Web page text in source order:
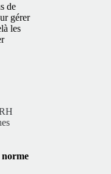
de
gérer
les
norme